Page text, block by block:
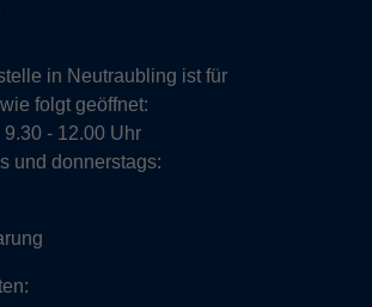
in Neutraubling ist für
folgt geöffnet:
9.30 - 12.00 Uhr
und donnerstags: